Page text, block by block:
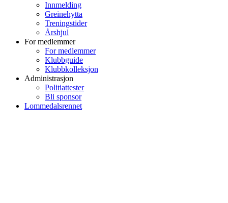
Innmelding
Greinehytta
Treningstider
Årshjul
For medlemmer
For medlemmer
Klubbguide
Klubbkolleksjon
Administrasjon
Politiattester
Bli sponsor
Lommedalsrennet